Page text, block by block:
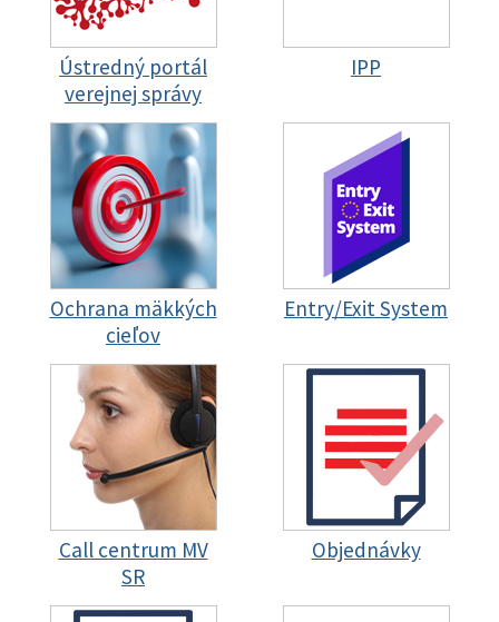
Ústredný portál
verejnej správy
IPP
Ochrana mäkkých
cieľov
Entry/Exit System
Call centrum MV
SR
Objednávky